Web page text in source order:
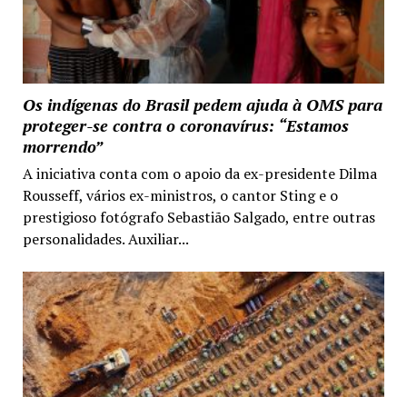
Os indígenas do Brasil pedem ajuda à OMS para
proteger-se contra o coronavírus: “Estamos
morrendo”
A iniciativa conta com o apoio da ex-presidente Dilma
Rousseff, vários ex-ministros, o cantor Sting e o
prestigioso fotógrafo Sebastião Salgado, entre outras
personalidades. Auxiliar...